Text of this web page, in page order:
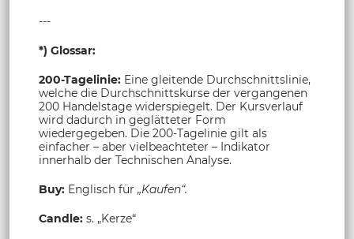
---
*) Glossar:
200-Tagelinie: Eine gleitende Durchschnittslinie,
welche die Durchschnittskurse der vergangenen
200 Handelstage widerspiegelt. Der Kursverlauf
wird dadurch in geglätteter Form
wiedergegeben. Die 200-Tagelinie gilt als
einfacher – aber vielbeachteter – Indikator
innerhalb der Technischen Analyse.
Buy: Englisch für „Kaufen“.
Candle: s. „Kerze“